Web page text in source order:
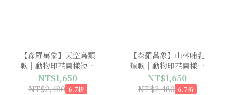
【森羅萬象】天空鳥類
款｜動物印花圖樣短袖
襯衫（預購中，9月下旬
出貨）
NT$1,650
NT$2,480 6.7折
【森羅萬象】山林哺乳
類款｜動物印花圖樣短
袖襯衫（預購中，9月下
旬出貨）
NT$1,650
NT$2,480 6.7折